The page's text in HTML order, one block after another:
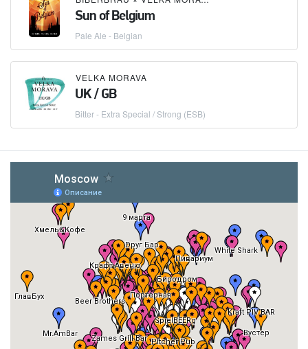
Sun of Belgium
Pale Ale - Belgian
VELKA MORAVA
UK / GB
Bitter - Extra Special / Strong (ESB)